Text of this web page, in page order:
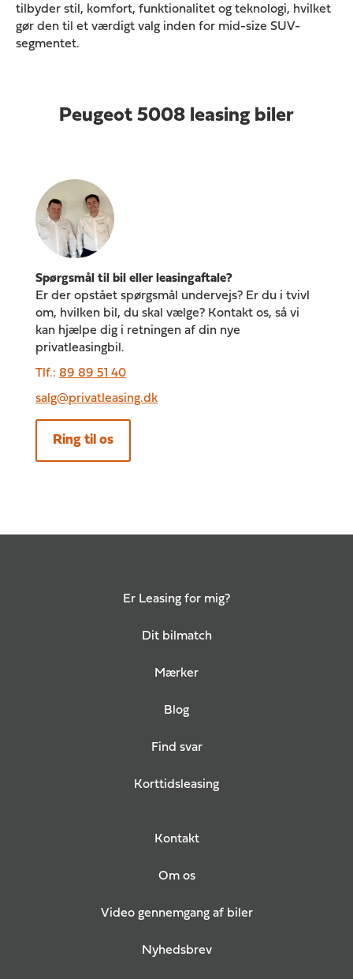
tilbyder stil, komfort, funktionalitet og teknologi, hvilket
gør den til et værdigt valg inden for mid-size SUV-
segmentet.
Peugeot 5008 leasing biler
Spørgsmål til bil eller leasingaftale?
Er der opstået spørgsmål undervejs? Er du i tvivl
om, hvilken bil, du skal vælge? Kontakt os, så vi
kan hjælpe dig i retningen af din nye
privatleasingbil.
Tlf.: 89 89 51 40
salg@privatleasing.dk
Ring til os
Er Leasing for mig?
Dit bilmatch
Mærker
Blog
Find svar
Korttidsleasing
Kontakt
Om os
Video gennemgang af biler
Nyhedsbrev